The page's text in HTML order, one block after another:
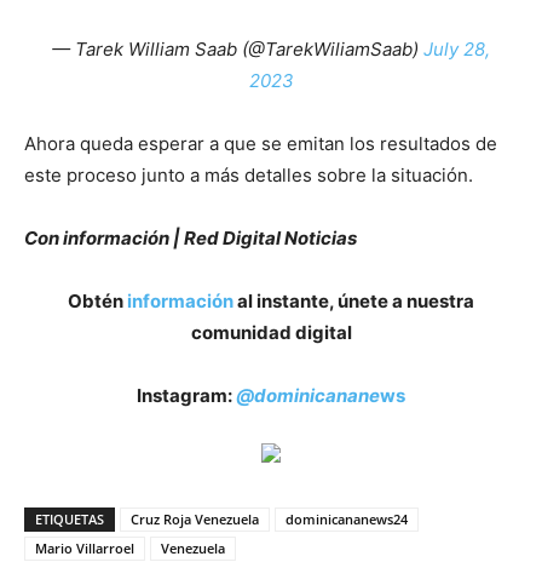
— Tarek William Saab (@TarekWiliamSaab) July 28,
2023
Ahora queda esperar a que se emitan los resultados de
este proceso junto a más detalles sobre la situación.
Con información | Red Digital Noticias
Obtén informaciónal instante, únete a nuestra
comunidad digital
Instagram:@dominicananews
ETIQUETAS Cruz Roja Venezuela
dominicananews24
Mario Villarroel
Venezuela